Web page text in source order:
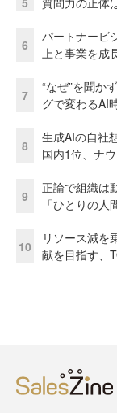
6
パートナービ
上と事業を成
7
“なぜ”を聞か
グで変わるAI
8
生成AIの自社
国内1位、ナ
9
正論で組織は
「ひとりの
10
リソース減を
献を目指す、